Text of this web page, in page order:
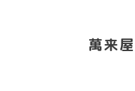
萬来